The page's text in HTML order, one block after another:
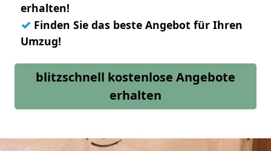
erhalten!
✓ Finden Sie das beste Angebot für Ihren
Umzug!
blitzschnell kostenlose Angebote
erhalten